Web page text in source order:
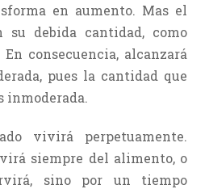
en aumento. Mas el
su debida cantidad, como
consecuencia, alcanzará
pues la cantidad que
inmoderada.
vivirá perpetuamente.
siempre del alimento, o
sino por un tiempo